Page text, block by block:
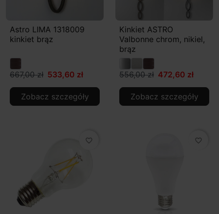
Astro LIMA 1318009
kinkiet brąz
667,00 zł 533,60 zł
Zobacz szczegóły
Kinkiet ASTRO
Valbonne chrom, nikiel,
brąz
556,00 zł 472,60 zł
Zobacz szczegóły
favorite_border favorite_border